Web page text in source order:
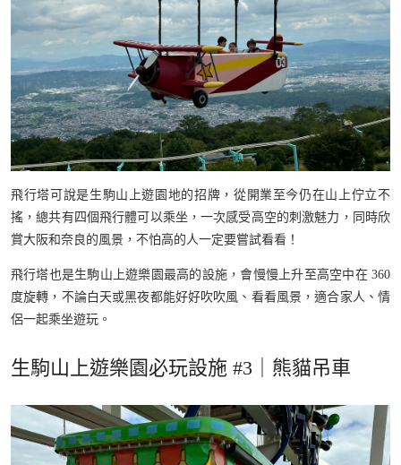
飛行塔可說是生駒山上遊園地的招牌，從開業至今仍在山上佇立不
搖，總共有四個飛行體可以乘坐，一次感受高空的刺激魅力，同時欣
賞大阪和奈良的風景，不怕高的人一定要嘗試看看！
飛行塔也是生駒山上遊樂園最高的設施，會慢慢上升至高空中在 360
度旋轉，不論白天或黑夜都能好好吹吹風、看看風景，適合家人、情
侶一起乘坐遊玩。
生駒山上遊樂園必玩設施 #3｜熊貓吊車